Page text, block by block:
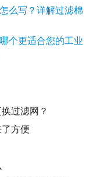
么写？详解过滤棉
个更适合您的工业
过滤网？
方便